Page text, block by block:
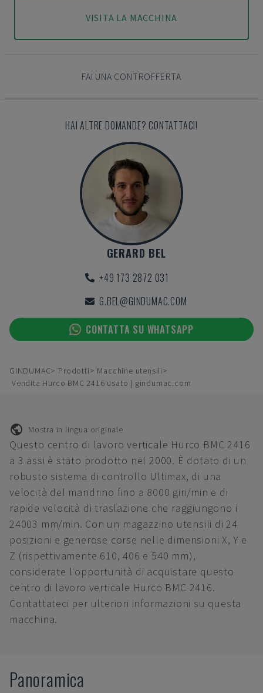
VISITA LA MACCHINA
FAI UNA CONTROFFERTA
HAI ALTRE DOMANDE? CONTATTACI!
GERARD BEL
+49 173 2872 031
G.BEL@GINDUMAC.COM
CONTATTA SU WHATSAPP
GINDUMAC Prodotti
Macchine utensili
Vendita Hurco BMC 2416 usato | gindumac.com
Mostra in lingua originale
Questo centro di lavoro verticale Hurco BMC 2416
a 3 assi è stato prodotto nel 2000. È dotato di un
robusto sistema di controllo Ultimax, di una
velocità del mandrino fino a 8000 giri/min e di
rapide velocità di traslazione che raggiungono i
24003 mm/min. Con un magazzino utensili di 24
posizioni e generose corse nelle dimensioni X, Y e
Z (rispettivamente 610, 406 e 540 mm),
considerate l'opportunità di acquistare questo
centro di lavoro verticale Hurco BMC 2416.
Contattateci per ulteriori informazioni su questa
macchina.
Panoramica